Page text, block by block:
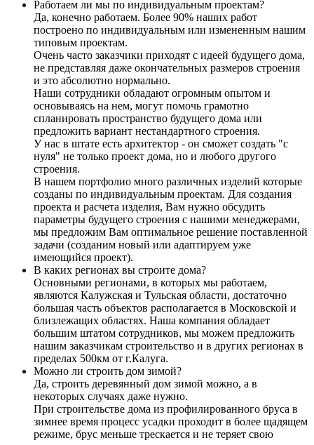
Работаем ли мы по индивидуальным проектам?
Да, конечно работаем. Более 90% наших работ
построено по индивидуальным или измененным нашим
типовым проектам.
Очень часто заказчики приходят с идеей будущего дома,
не представляя даже окончательных размеров строения
и это абсолютно нормально.
Наши сотрудники обладают огромным опытом и
основываясь на нем, могут помочь грамотно
спланировать пространство будущего дома или
предложить вариант нестандартного строения.
У нас в штате есть архитектор - он сможет создать "с
нуля" не только проект дома, но и любого другого
строения.
В нашем портфолио много различных изделий которые
созданы по индивидуальным проектам. Для создания
проекта и расчета изделия, Вам нужно обсудить
параметры будущего строения с нашими менеджерами,
мы предложим Вам оптимальное решение поставленной
задачи (созданим новый или адаптируем уже
имеющийся проект).
В каких регионах вы строите дома?
Основными регионами, в которых мы работаем,
являются Калужская и Тульская области, достаточно
большая часть объектов располагается в Московской и
близлежащих областях. Наша компания обладает
большим штатом сотрудников, мы можем предложить
нашим заказчикам строительство и в других регионах в
пределах 500км от г.Калуга.
Можно ли строить дом зимой?
Да, строить деревянный дом зимой можно, а в
некоторых случаях даже нужно.
При строительстве дома из профилированного бруса в
зимнее время процесс усадки проходит в более щадящем
режиме, брус меньше трескается и не теряет свою